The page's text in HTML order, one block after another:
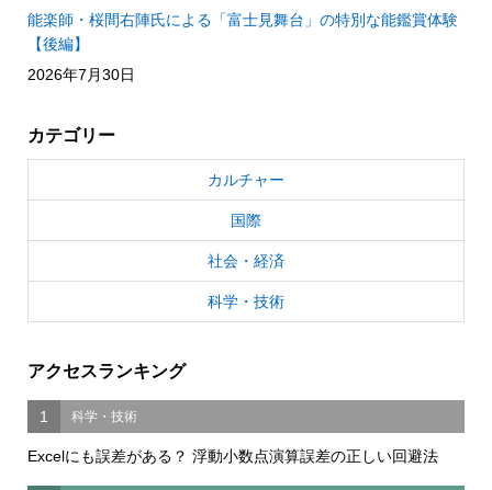
能楽師・桜間右陣氏による「富士見舞台」の特別な能鑑賞体験
【後編】
2026年7月30日
カテゴリー
カルチャー
国際
社会・経済
科学・技術
アクセスランキング
1 科学・技術
Excelにも誤差がある？ 浮動小数点演算誤差の正しい回避法